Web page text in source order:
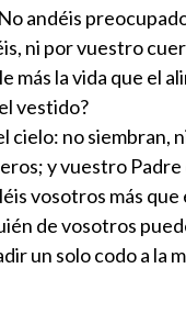
andéis
ni por vuestro
más la vida que el
vestido?
cielo: no siembran,
y vuestro Padre
vosotros más que
de vosotros
un solo codo a la